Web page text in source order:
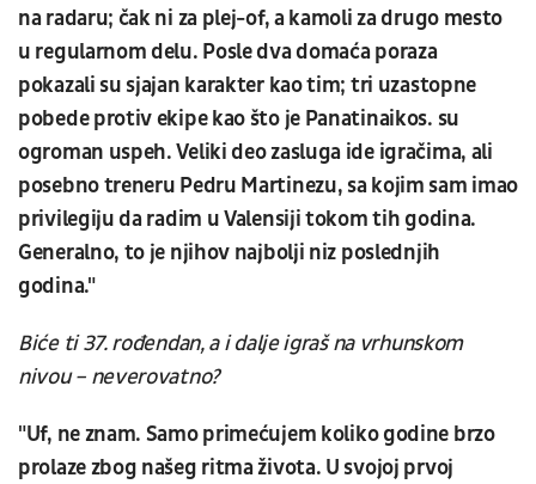
na radaru; čak ni za plej-of, a kamoli za drugo mesto
u regularnom delu. Posle dva domaća poraza
pokazali su sjajan karakter kao tim; tri uzastopne
pobede protiv ekipe kao što je Panatinaikos. su
ogroman uspeh. Veliki deo zasluga ide igračima, ali
posebno treneru Pedru Martinezu, sa kojim sam imao
privilegiju da radim u Valensiji tokom tih godina.
Generalno, to je njihov najbolji niz poslednjih
godina."
Biće ti 37. rođendan, a i dalje igraš na vrhunskom
nivou – neverovatno?
"Uf, ne znam. Samo primećujem koliko godine brzo
prolaze zbog našeg ritma života. U svojoj prvoj